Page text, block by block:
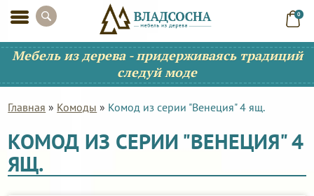
0
Мебель из дерева - придерживаясь традиций
следуй моде
Главная » Комоды » Комод из серии "Венеция" 4 ящ.
КОМОД ИЗ СЕРИИ "ВЕНЕЦИЯ" 4
ЯЩ.